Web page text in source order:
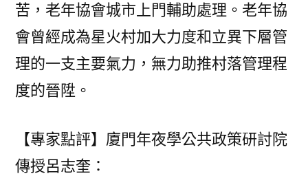
苦，老年協會城市上門輔助處理。老年協
會曾經成為星火村加大力度和立異下層管
理的一支主要氣力，無力助推村落管理程
度的晉陞。
【專家點評】廈門年夜學公共政策研討院
傳授呂志奎：